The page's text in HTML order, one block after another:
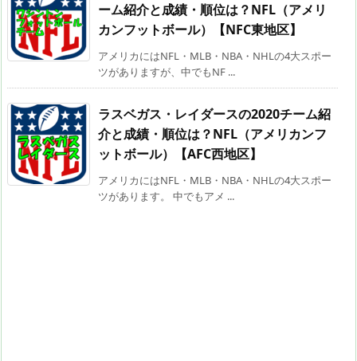
ーム紹介と成績・順位は？NFL（アメリ
カンフットボール）【NFC東地区】
アメリカにはNFL・MLB・NBA・NHLの4大スポー
ツがありますが、中でもNF ...
ラスベガス・レイダースの2020チーム紹
介と成績・順位は？NFL（アメリカンフ
ットボール）【AFC西地区】
アメリカにはNFL・MLB・NBA・NHLの4大スポー
ツがあります。 中でもアメ ...